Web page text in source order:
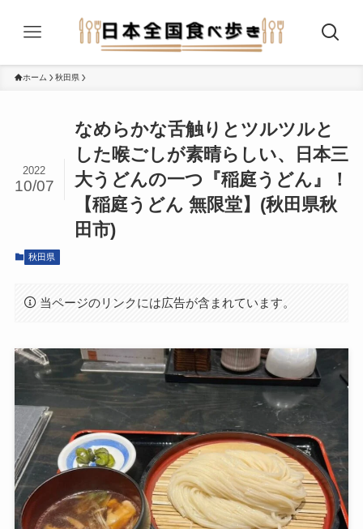
ホーム 秋田県
なめらかな舌触りとツルツルと
した喉ごしが素晴らしい、日本三
大うどんの一つ『稲庭うどん』！
【稲庭うどん 無限堂】(秋田県秋
田市)
2022
10/07
秋田県
当ページのリンクには広告が含まれています。